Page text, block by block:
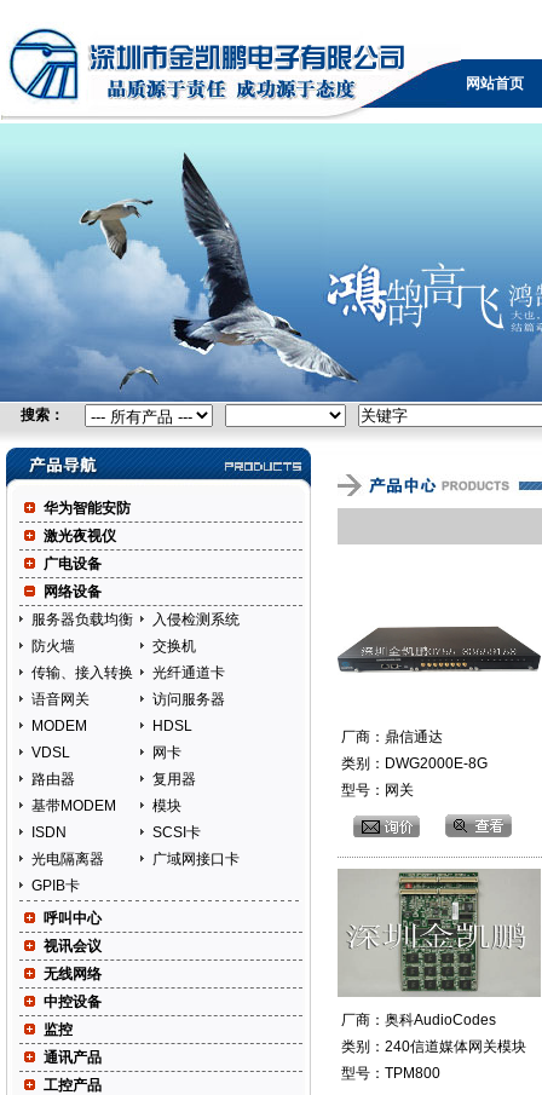
无线网桥，广电设备，可视电话，防火墙，KVM，负载
均衡，IPTV，视频采集卡，自由空间光通信，控制台服
务器
网站首页
搜索：
华为智能安防
激光夜视仪
广电设备
网络设备
服务器负载均衡
入侵检测系统
防火墙
交换机
传输、接入转换
光纤通道卡
语音网关
访问服务器
MODEM
HDSL
VDSL
网卡
路由器
复用器
基带MODEM
模块
ISDN
SCSI卡
光电隔离器
广域网接口卡
GPIB卡
呼叫中心
视讯会议
无线网络
中控设备
监控
通讯产品
工控产品
厂商：鼎信通达
类别：DWG2000E-8G
型号：网关
厂商：奥科AudioCodes
类别：240信道媒体网关模块
型号：TPM800